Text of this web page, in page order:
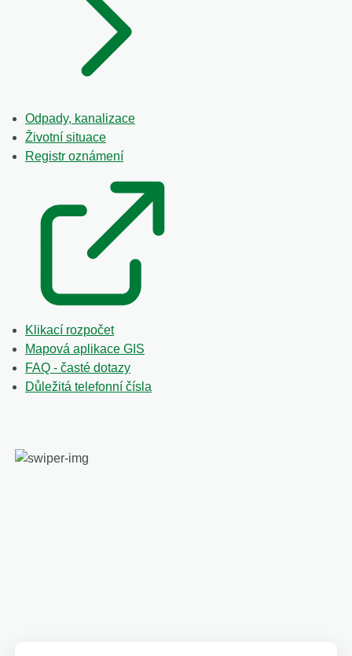
Odpady, kanalizace
Životní situace
Registr oznámení
Klikací rozpočet
Mapová aplikace GIS
FAQ - časté dotazy
Důležitá telefonní čísla